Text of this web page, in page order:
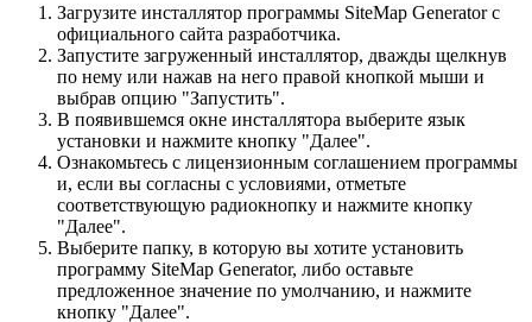
Загрузите инсталлятор программы SiteMap Generator с
официального сайта разработчика.
Запустите загруженный инсталлятор, дважды щелкнув
по нему или нажав на него правой кнопкой мыши и
выбрав опцию "Запустить".
В появившемся окне инсталлятора выберите язык
установки и нажмите кнопку "Далее".
Ознакомьтесь с лицензионным соглашением программы
и, если вы согласны с условиями, отметьте
соответствующую радиокнопку и нажмите кнопку
"Далее".
Выберите папку, в которую вы хотите установить
программу SiteMap Generator, либо оставьте
предложенное значение по умолчанию, и нажмите
кнопку "Далее".